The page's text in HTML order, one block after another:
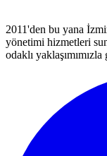
2011'den bu yana
yönetimi hizmetleri
odaklı